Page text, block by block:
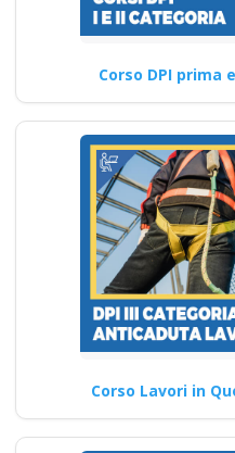
Corso DPI prima
Corso Lavori in